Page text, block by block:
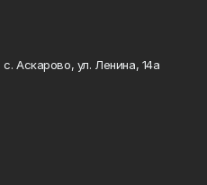
Аскарово, ул. Ленина, 14а